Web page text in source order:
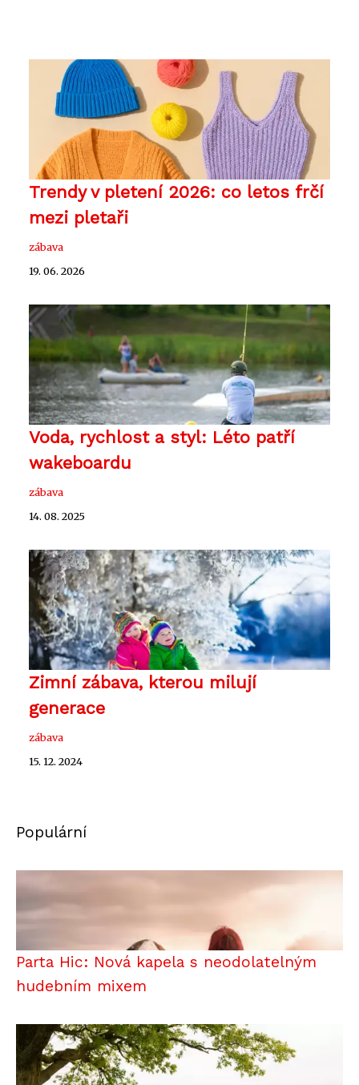
Trendy v pletení 2026: co letos frčí
mezi pletaři
zábava
19. 06. 2026
Voda, rychlost a styl: Léto patří
wakeboardu
zábava
14. 08. 2025
Zimní zábava, kterou milují
generace
zábava
15. 12. 2024
Populární
Parta Hic: Nová kapela s neodolatelným
hudebním mixem